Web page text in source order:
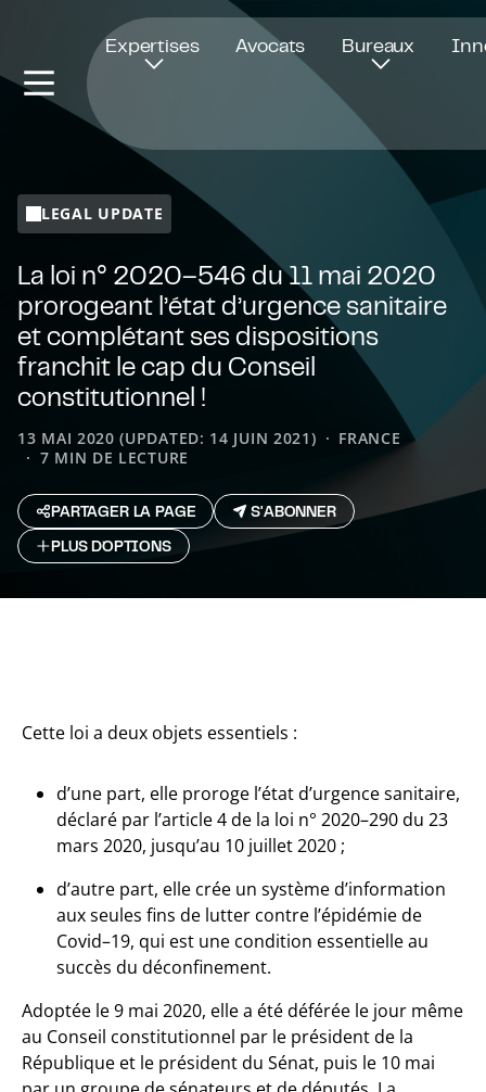
Expertises Avocats Bureaux
LEGAL UPDATE
La loi n° 2020–546 du 11 mai 2020
prorogeant l’état d’urgence sanitaire
et complétant ses dispositions
franchit le cap du Conseil
constitutionnel !
13 MAI 2020 (UPDATED: 14 JUIN 2021)
FRANCE
7 MIN DE LECTURE
PARTAGER LA PAGE
S'ABONNER
PLUS D`OPTIONS
Cette loi a deux objets essentiels :
d’une part, elle proroge l’état d’urgence sanitaire,
déclaré par l’article 4 de la loi n° 2020–290 du 23
mars 2020, jusqu’au 10 juillet 2020 ;
d’autre part, elle crée un système d’information
aux seules fins de lutter contre l’épidémie de
Covid–19, qui est une condition essentielle au
succès du déconfinement.
Adoptée le 9 mai 2020, elle a été déférée le jour même
au Conseil constitutionnel par le président de la
République et le président du Sénat, puis le 10 mai
Ouvre dans une nouvelle fenêtre